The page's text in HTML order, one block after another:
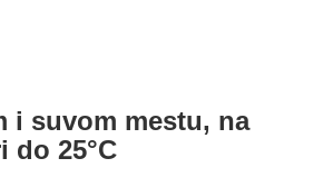
i suvom mestu, na
do 25°C